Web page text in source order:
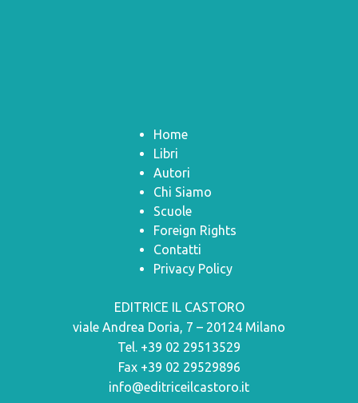
Home
Libri
Autori
Chi Siamo
Scuole
Foreign Rights
Contatti
Privacy Policy
EDITRICE IL CASTORO
viale Andrea Doria, 7 – 20124 Milano
Tel. +39 02 29513529
Fax +39 02 29529896
info@editriceilcastoro.it